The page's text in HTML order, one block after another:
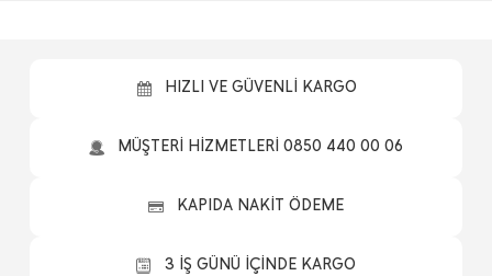
HIZLI VE GÜVENLİ KARGO
MÜŞTERİ HİZMETLERİ 0850 440 00 06
KAPIDA NAKİT ÖDEME
3 İŞ GÜNÜ İÇİNDE KARGO